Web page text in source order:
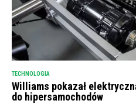
TECHNOLOGIA
Williams pokazał
do hipersamochodów